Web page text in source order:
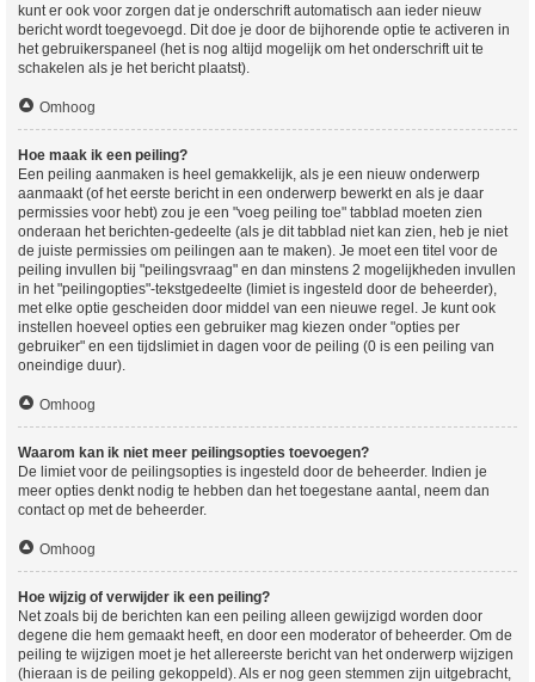
kunt er ook voor zorgen dat je onderschrift automatisch aan ieder nieuw
bericht wordt toegevoegd. Dit doe je door de bijhorende optie te activeren in
het gebruikerspaneel (het is nog altijd mogelijk om het onderschrift uit te
schakelen als je het bericht plaatst).
Omhoog
Hoe maak ik een peiling?
Een peiling aanmaken is heel gemakkelijk, als je een nieuw onderwerp
aanmaakt (of het eerste bericht in een onderwerp bewerkt en als je daar
permissies voor hebt) zou je een "voeg peiling toe" tabblad moeten zien
onderaan het berichten-gedeelte (als je dit tabblad niet kan zien, heb je niet
de juiste permissies om peilingen aan te maken). Je moet een titel voor de
peiling invullen bij "peilingsvraag" en dan minstens 2 mogelijkheden invullen
in het "peilingopties"-tekstgedeelte (limiet is ingesteld door de beheerder),
met elke optie gescheiden door middel van een nieuwe regel. Je kunt ook
instellen hoeveel opties een gebruiker mag kiezen onder "opties per
gebruiker" en een tijdslimiet in dagen voor de peiling (0 is een peiling van
oneindige duur).
Omhoog
Waarom kan ik niet meer peilingsopties toevoegen?
De limiet voor de peilingsopties is ingesteld door de beheerder. Indien je
meer opties denkt nodig te hebben dan het toegestane aantal, neem dan
contact op met de beheerder.
Omhoog
Hoe wijzig of verwijder ik een peiling?
Net zoals bij de berichten kan een peiling alleen gewijzigd worden door
degene die hem gemaakt heeft, en door een moderator of beheerder. Om de
peiling te wijzigen moet je het allereerste bericht van het onderwerp wijzigen
(hieraan is de peiling gekoppeld). Als er nog geen stemmen zijn uitgebracht,